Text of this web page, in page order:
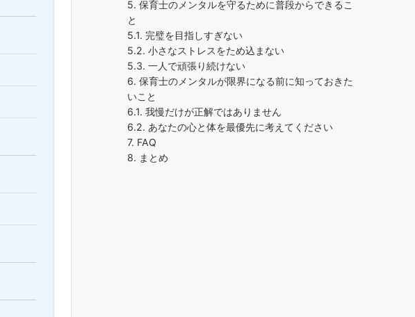
5. 保育士のメンタルを守るために普段からできるこ
と
5.1. 完璧を目指しすぎない
5.2. 小さなストレスをため込まない
5.3. 一人で頑張り続けない
6. 保育士のメンタルが限界になる前に知っておきた
いこと
6.1. 我慢だけが正解ではありません
6.2. あなたの心と体を最優先に考えてください
7. FAQ
8. まとめ